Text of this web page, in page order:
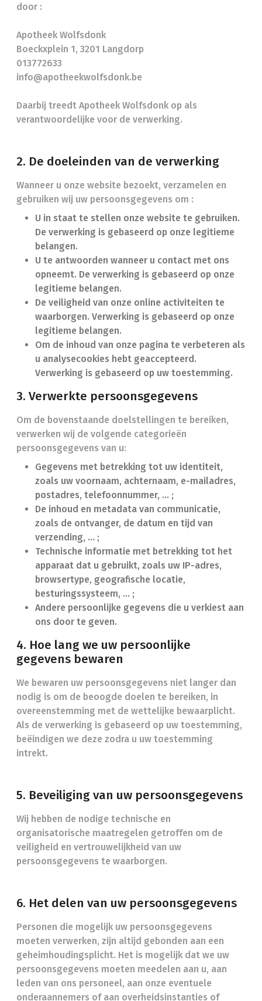
door :
Apotheek Wolfsdonk
Boeckxplein 1, 3201 Langdorp
013772633
info@apotheekwolfsdonk.be
Daarbij treedt Apotheek Wolfsdonk op als
verantwoordelijke voor de verwerking.
2. De doeleinden van de verwerking
Wanneer u onze website bezoekt, verzamelen en
gebruiken wij uw persoonsgegevens om :
U in staat te stellen onze website te gebruiken.
De verwerking is gebaseerd op onze legitieme
belangen.
U te antwoorden wanneer u contact met ons
opneemt. De verwerking is gebaseerd op onze
legitieme belangen.
De veiligheid van onze online activiteiten te
waarborgen. Verwerking is gebaseerd op onze
legitieme belangen.
Om de inhoud van onze pagina te verbeteren als
u analysecookies hebt geaccepteerd.
Verwerking is gebaseerd op uw toestemming.
3. Verwerkte persoonsgegevens
Om de bovenstaande doelstellingen te bereiken,
verwerken wij de volgende categorieën
persoonsgegevens van u:
Gegevens met betrekking tot uw identiteit,
zoals uw voornaam, achternaam, e-mailadres,
postadres, telefoonnummer, ... ;
De inhoud en metadata van communicatie,
zoals de ontvanger, de datum en tijd van
verzending, … ;
Technische informatie met betrekking tot het
apparaat dat u gebruikt, zoals uw IP-adres,
browsertype, geografische locatie,
besturingssysteem, … ;
Andere persoonlijke gegevens die u verkiest aan
ons door te geven.
4. Hoe lang we uw persoonlijke
gegevens bewaren
We bewaren uw persoonsgegevens niet langer dan
nodig is om de beoogde doelen te bereiken, in
overeenstemming met de wettelijke bewaarplicht.
Als de verwerking is gebaseerd op uw toestemming,
beëindigen we deze zodra u uw toestemming
intrekt.
5. Beveiliging van uw persoonsgegevens
Wij hebben de nodige technische en
organisatorische maatregelen getroffen om de
veiligheid en vertrouwelijkheid van uw
persoonsgegevens te waarborgen.
6. Het delen van uw persoonsgegevens
Personen die mogelijk uw persoonsgegevens
moeten verwerken, zijn altijd gebonden aan een
geheimhoudingsplicht. Het is mogelijk dat we uw
persoonsgegevens moeten meedelen aan u, aan
leden van ons personeel, aan onze eventuele
onderaannemers of aan overheidsinstanties of